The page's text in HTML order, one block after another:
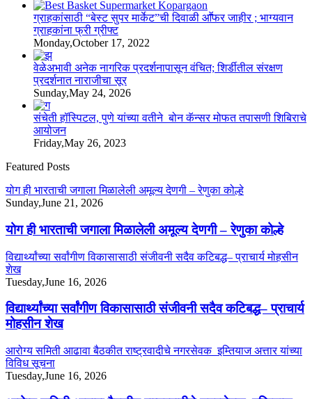
ग्राहकांसाठी “बेस्ट सुपर मार्केट”ची दिवाळी आॕफर जाहीर ; भाग्यवान
ग्राहकांना फ्री ग्रीफ्ट
Monday,October 17, 2022
वेळेअभावी अनेक नागरिक प्रदर्शनापासून वंचित; शिर्डीतील संरक्षण
प्रदर्शनात नाराजीचा सूर
Sunday,May 24, 2026
संचेती हॉस्पिटल, पुणे यांच्या वतीने बोन कॅन्सर मोफत तपासणी शिबिराचे
आयोजन
Friday,May 26, 2023
Featured Posts
योग ही भारताची जगाला मिळालेली अमूल्य देणगी – रेणुका कोल्हे
Sunday,June 21, 2026
योग ही भारताची जगाला मिळालेली अमूल्य देणगी – रेणुका कोल्हे
विद्यार्थ्यांच्या सर्वांगीण विकासासाठी संजीवनी सदैव कटिबद्ध– प्राचार्य मोहसीन
शेख
Tuesday,June 16, 2026
विद्यार्थ्यांच्या सर्वांगीण विकासासाठी संजीवनी सदैव कटिबद्ध– प्राचार्य
मोहसीन शेख
आरोग्य समिती आढावा बैठकीत राष्ट्रवादीचे नगरसेवक इम्तियाज अत्तार यांच्या
विविध सूचना
Tuesday,June 16, 2026